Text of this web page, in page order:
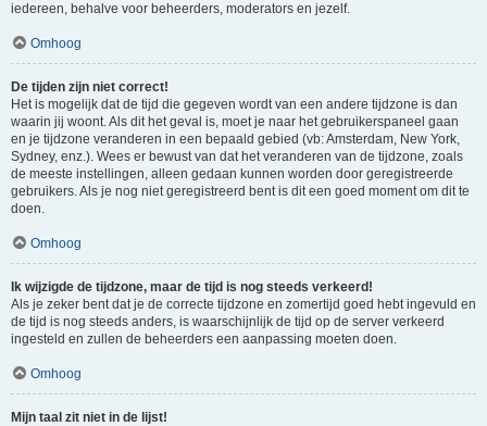
iedereen, behalve voor beheerders, moderators en jezelf.
Omhoog
De tijden zijn niet correct!
Het is mogelijk dat de tijd die gegeven wordt van een andere tijdzone is dan
waarin jij woont. Als dit het geval is, moet je naar het gebruikerspaneel gaan
en je tijdzone veranderen in een bepaald gebied (vb: Amsterdam, New York,
Sydney, enz.). Wees er bewust van dat het veranderen van de tijdzone, zoals
de meeste instellingen, alleen gedaan kunnen worden door geregistreerde
gebruikers. Als je nog niet geregistreerd bent is dit een goed moment om dit te
doen.
Omhoog
Ik wijzigde de tijdzone, maar de tijd is nog steeds verkeerd!
Als je zeker bent dat je de correcte tijdzone en zomertijd goed hebt ingevuld en
de tijd is nog steeds anders, is waarschijnlijk de tijd op de server verkeerd
ingesteld en zullen de beheerders een aanpassing moeten doen.
Omhoog
Mijn taal zit niet in de lijst!